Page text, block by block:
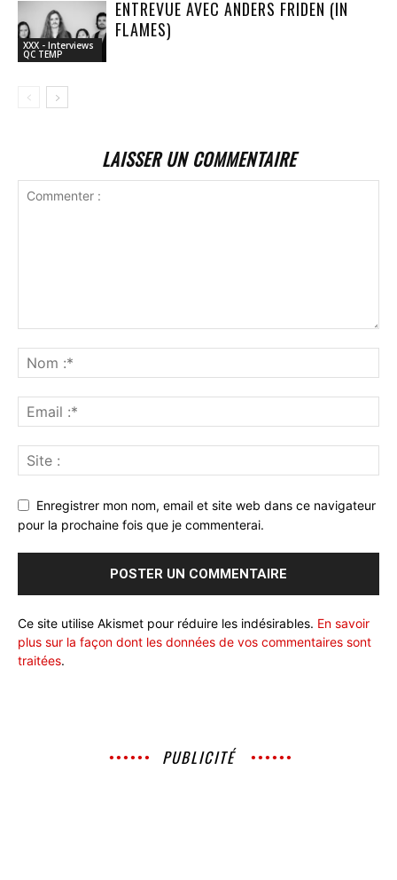
XXX - Interviews
QC TEMP
ENTREVUE AVEC ANDERS FRIDEN (IN
FLAMES)
LAISSER UN COMMENTAIRE
Enregistrer mon nom, email et site web dans ce navigateur
pour la prochaine fois que je commenterai.
Ce site utilise Akismet pour réduire les indésirables. En savoir
plus sur la façon dont les données de vos commentaires sont
traitées.
PUBLICITÉ